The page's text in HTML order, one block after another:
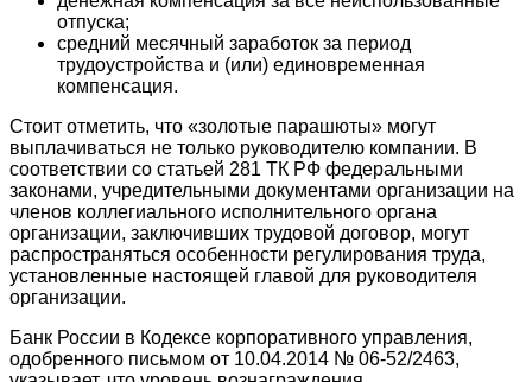
отпуска;
средний месячный заработок за период
трудоустройства и (или) единовременная
компенсация.
Стоит отметить, что «золотые парашюты» могут
выплачиваться не только руководителю компании. В
соответствии со статьей 281 ТК РФ федеральными
законами, учредительными документами организации на
членов коллегиального исполнительного органа
организации, заключивших трудовой договор, могут
распространяться особенности регулирования труда,
установленные настоящей главой для руководителя
организации.
Банк России в Кодексе корпоративного управления,
одобренного письмом от 10.04.2014 № 06-52/2463,